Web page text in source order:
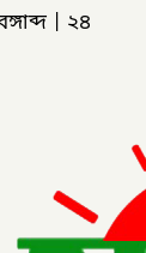
২৪